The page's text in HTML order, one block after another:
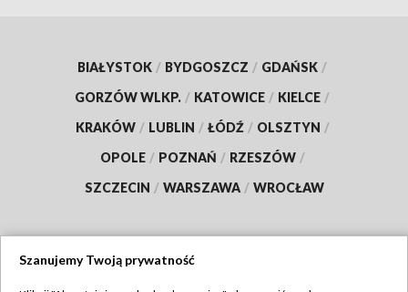
BIAŁYSTOK / BYDGOSZCZ / GDAŃSK /
GORZÓW WLKP. / KATOWICE / KIELCE /
KRAKÓW / LUBLIN / ŁÓDŹ / OLSZTYN /
OPOLE / POZNAŃ / RZESZÓW /
SZCZECIN / WARSZAWA / WROCŁAW
Szanujemy Twoją prywatność